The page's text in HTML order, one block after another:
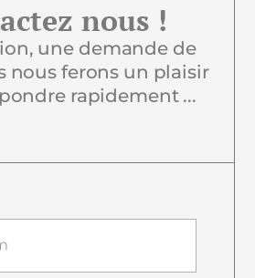
nous !
une demande de
nous ferons un plaisir
rapidement ...